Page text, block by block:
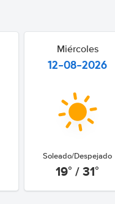
Miércoles
12-08-2026
Soleado/Despejado
19° / 31°